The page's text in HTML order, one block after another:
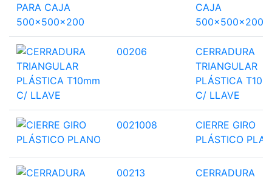
CAJA
500x500x200
00206
CERRADURA
TRIANGULAR
PLÁSTICA
C/ LLAVE
0021008
CIERRE GIRO
PLÁSTICO
00213
CERRADURA